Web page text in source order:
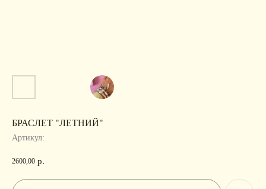
БРАСЛЕТ "ЛЕТНИЙ"
Артикул:
2600,00 р.